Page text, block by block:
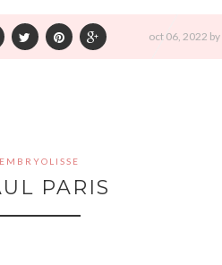
oct 06, 2022 by
EMBRYOLISSE
PARIS